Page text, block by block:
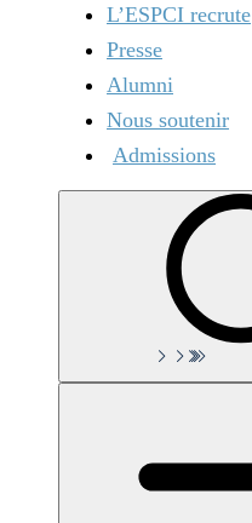
L’ESPCI recrute
Presse
Alumni
Nous soutenir
Admissions